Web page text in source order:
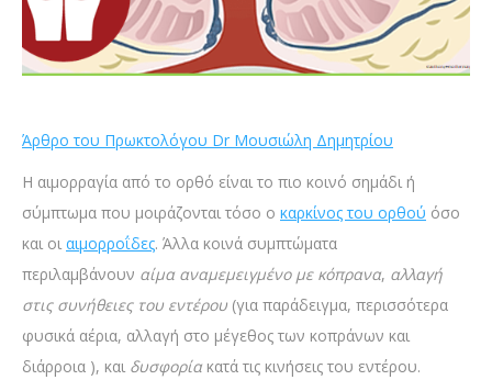
Άρθρο του Πρωκτολόγου Dr Μουσιώλη Δημητρίου
Η αιμορραγία από το ορθό είναι το πιο κοινό σημάδι ή
σύμπτωμα που μοιράζονται τόσο ο καρκίνος του ορθού όσο
και οι αιμορροΐδες. Άλλα κοινά συμπτώματα
περιλαμβάνουν αίμα αναμεμειγμένο με κόπρανα, αλλαγή
στις συνήθειες του εντέρου (για παράδειγμα, περισσότερα
φυσικά αέρια, αλλαγή στο μέγεθος των κοπράνων και
διάρροια ), και δυσφορίακατά τις κινήσεις του εντέρου.